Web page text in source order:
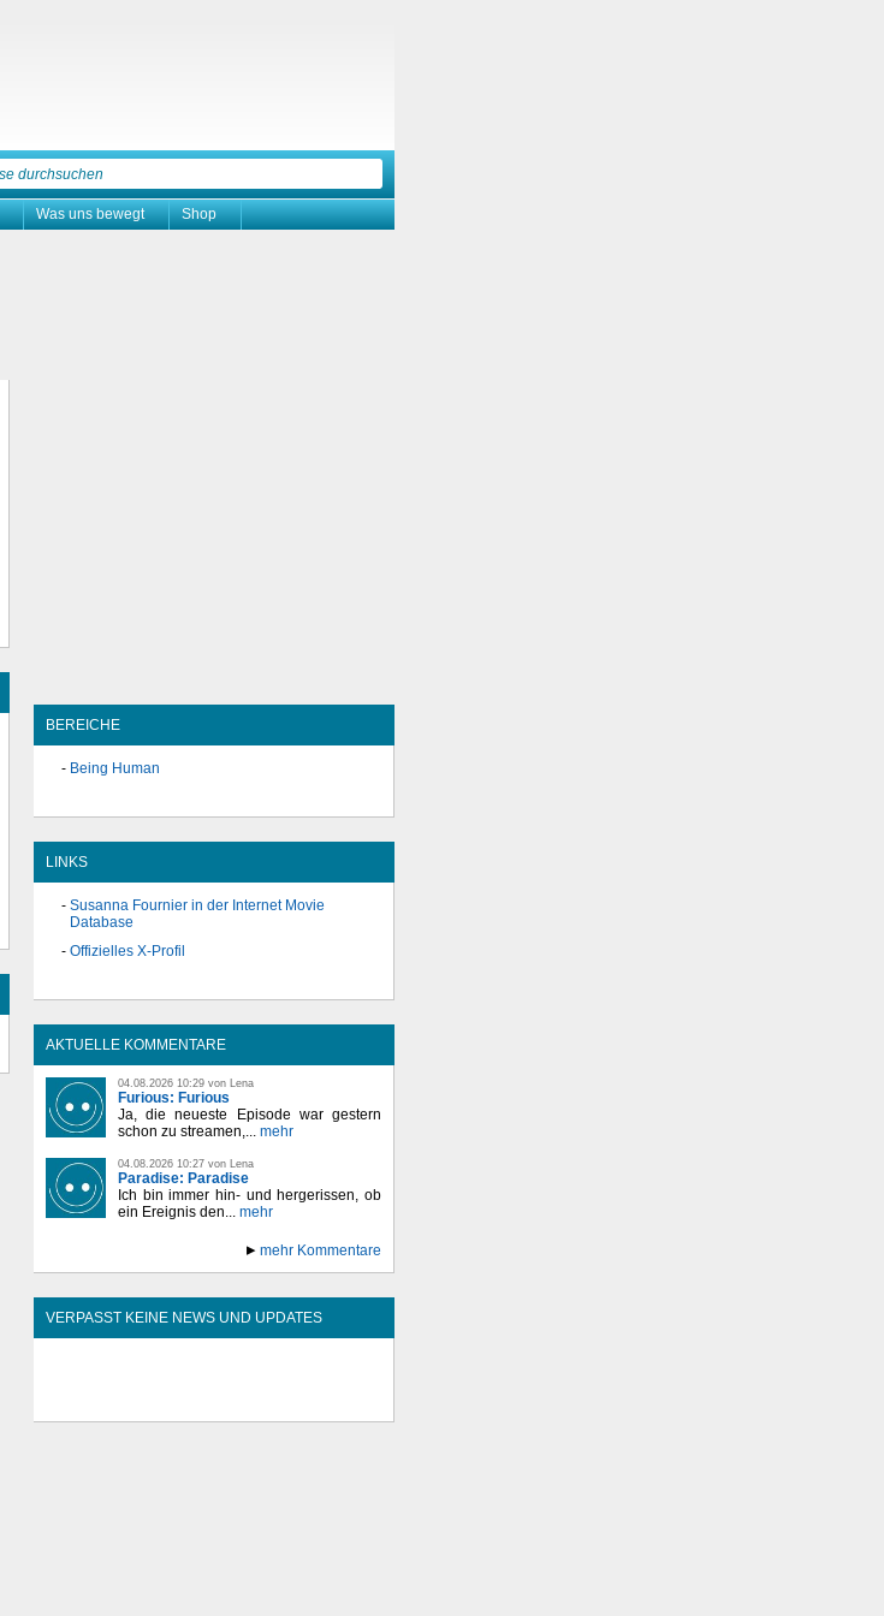
Was uns bewegt Shop
BEREICHE
Being Human
LINKS
Susanna Fournier in der Internet Movie
Database
Offizielles X-Profil
AKTUELLE KOMMENTARE
04.08.2026 10:29 von Lena
Furious: Furious
Ja, die neueste Episode war gestern
schon zu streamen,... mehr
04.08.2026 10:27 von Lena
Paradise: Paradise
Ich bin immer hin- und hergerissen, ob
ein Ereignis den... mehr
mehr Kommentare
VERPASST KEINE NEWS UND UPDATES